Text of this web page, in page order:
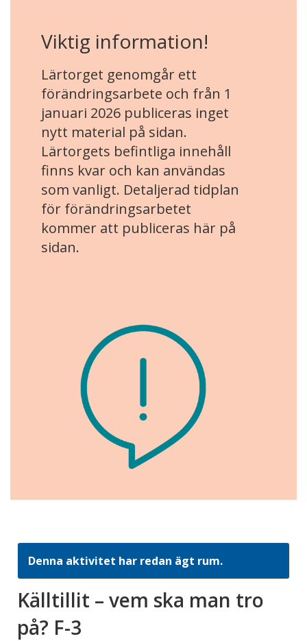
Viktig information!
Lärtorget genomgår ett
förändringsarbete och från 1
januari 2026 publiceras inget
nytt material på sidan.
Lärtorgets befintliga innehåll
finns kvar och kan användas
som vanligt. Detaljerad tidplan
för förändringsarbetet
kommer att publiceras här på
sidan.
Denna aktivitet har redan ägt rum.
Källtillit – vem ska man tro
på? F-3